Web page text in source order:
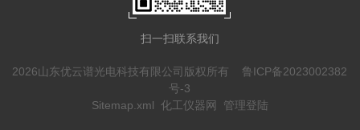
扫一扫联系我们
2026山东优云谱光电科技有限公司版权所有 鲁ICP备2023002382
号-3
Sitemap.xml 化工仪器网 管理登陆